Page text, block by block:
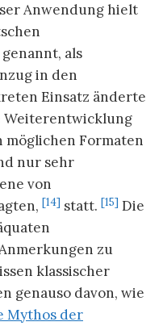
Anwendung hielt
als
in den
Einsatz änderte
Weiterentwicklung
möglichen Formaten
nur sehr
von
[14] statt. [15] Die
zu
klassischer
genauso davon, wie
Mythos der